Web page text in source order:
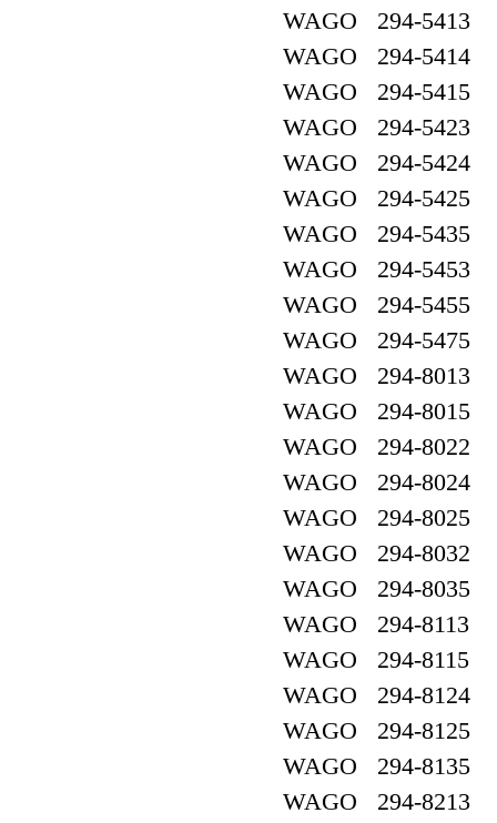
WAGO 294-5413
WAGO 294-5414
WAGO 294-5415
WAGO 294-5423
WAGO 294-5424
WAGO 294-5425
WAGO 294-5435
WAGO 294-5453
WAGO 294-5455
WAGO 294-5475
WAGO 294-8013
WAGO 294-8015
WAGO 294-8022
WAGO 294-8024
WAGO 294-8025
WAGO 294-8032
WAGO 294-8035
WAGO 294-8113
WAGO 294-8115
WAGO 294-8124
WAGO 294-8125
WAGO 294-8135
WAGO 294-8213